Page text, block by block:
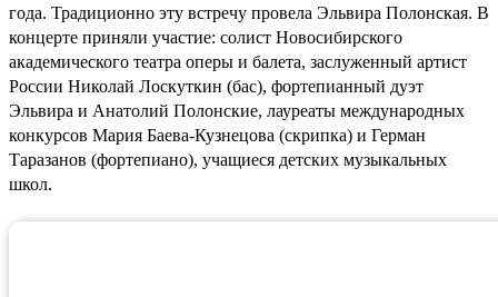
года. Традиционно эту встречу провела Эльвира Полонская. В
концерте приняли участие: солист Новосибирского
академического театра оперы и балета, заслуженный артист
России Николай Лоскуткин (бас), фортепианный дуэт
Эльвира и Анатолий Полонские, лауреаты международных
конкурсов Мария Баева-Кузнецова (скрипка) и Герман
Таразанов (фортепиано), учащиеся детских музыкальных
школ.